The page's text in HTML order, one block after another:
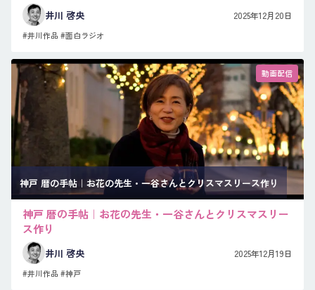
井川 啓央 2025年12月20日
#井川作品 #面白ラジオ
動画配信
神戸 暦の手帖｜お花の先生・一谷さんとクリスマスリース作り
神戸 暦の手帖｜お花の先生・一谷さんとクリスマスリー
ス作り
井川 啓央 2025年12月19日
#井川作品 #神戸